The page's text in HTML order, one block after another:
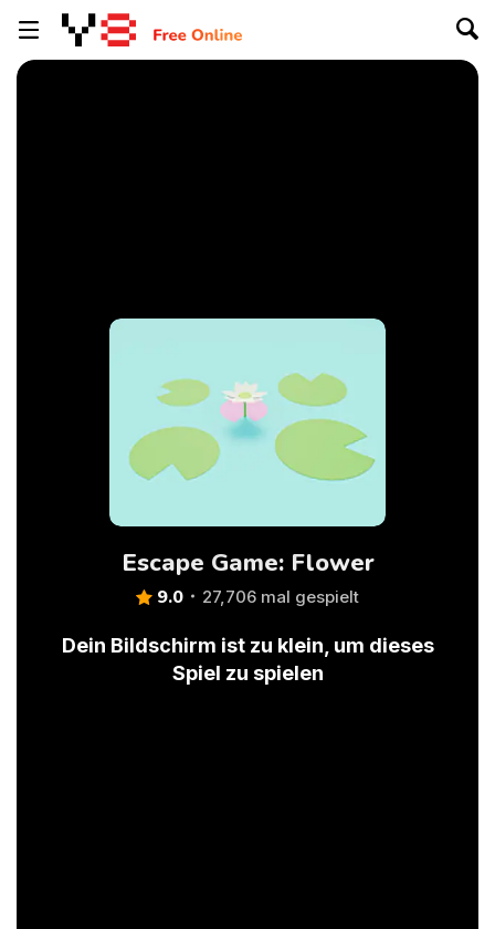
Escape Game: Flower
9.0 27,706 mal gespielt
Dein Bildschirm ist zu klein, um dieses
Spiel zu spielen